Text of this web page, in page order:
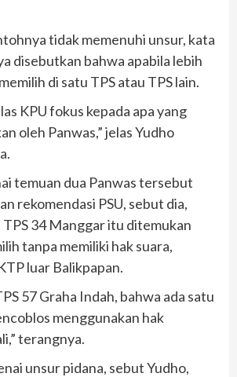
tidak memenuhi unsur, kata
disebutkan bahwa apabila lebih
di satu TPS atau TPS lain.
KPU fokus kepada apa yang
oleh Panwas,” jelas Yudho
temuan dua Panwas tersebut
rekomendasi PSU, sebut dia,
TPS 34 Manggar itu ditemukan
tanpa memiliki hak suara,
luar Balikpapan.
57 Graha Indah, bahwa ada satu
menggunakan hak
terangnya.
unsur pidana, sebut Yudho,